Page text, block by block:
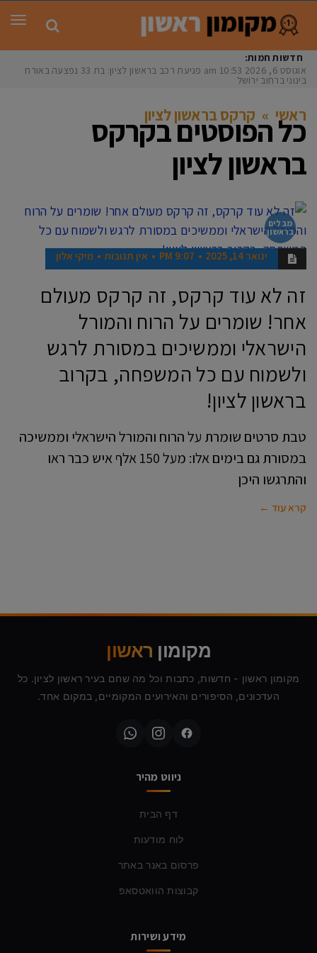
חדשות חמות:
אוגוסט 6, 2026
10:53 am פגיעת רכב בראשון לציון: בת 33 נפצעה באורח
בינוני ברחוב ירושלים
ראשי » קרקס בראשון לציון
כל הפוסטים בקרקס
בראשון לציון
מבלים
בראשון
ינואר 14, 2025 9:07 PM אין תגובות מיקי אלון
זה לא עוד קרקס, זה קרקס מעולם
אחר! שומרים על הרוח והמורל
הישראלי וממשיכים במסורת לרגש
ולשמוח עם כל המשפחה, בקרוב
בראשון לציון!
טבת סרטים שומרת על הרוח והמורל הישראלי וממשיכה
במסורת גם בימים אלו: מעל 150 אלף איש כבר ראו
והתרגשו היכן
קרא עוד ←
מקומון ראשון
מקומון ראשון - חדשות, כתבות וכל מה שחם בעיר ראשון לציון. כל
העדכונים, הסיפורים והאירועים המקומיים, במקום אחד.
ניווט מהיר
דף הבית
לוח מודעות
פרסום באנר באתר
קבוצות הוואטסאפ
מידע ושירות